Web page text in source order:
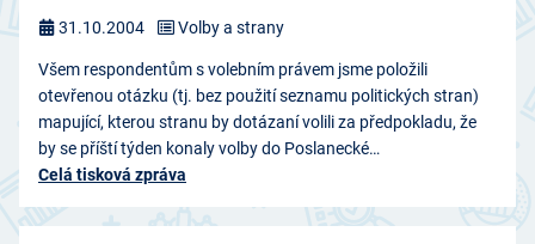
Všem respondentům s volebním právem jsme položili
otevřenou otázku (tj. bez použití seznamu politických stran)
mapující, kterou stranu by dotázaní volili za předpokladu, že
by se příští týden konaly volby do Poslanecké…
Celá tisková zpráva
31.10.2004 Volby a strany